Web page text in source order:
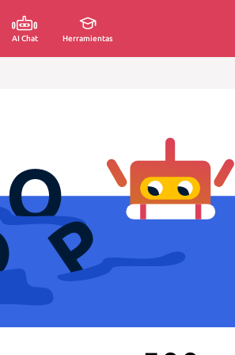
AI Chat Herramientas